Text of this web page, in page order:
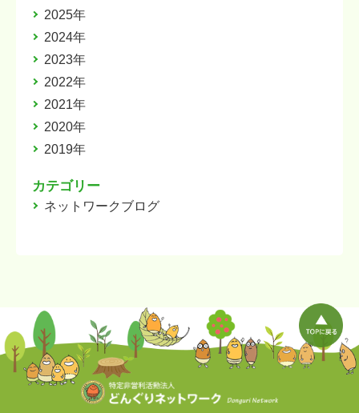
2025年
2024年
2023年
2022年
2021年
2020年
2019年
カテゴリー
ネットワークブログ